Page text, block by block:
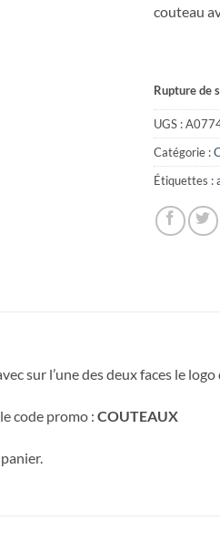
couteau
Rupture de
UGS :
Catégorie :
Étiquettes :
sur l’une des deux faces le
code promo : COUTEAUX